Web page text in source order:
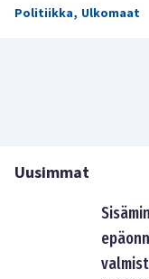
Politiikka, Ulkomaat
Uusimmat